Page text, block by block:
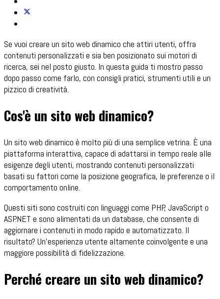
Se vuoi creare un sito web dinamico che attiri utenti, offra
contenuti personalizzati e sia ben posizionato sui motori di
ricerca, sei nel posto giusto. In questa guida ti mostro passo
dopo passo come farlo, con consigli pratici, strumenti utili e un
pizzico di creatività.
Cos'è un sito web dinamico?
Un sito web dinamico è molto più di una semplice vetrina. È una
piattaforma interattiva, capace di adattarsi in tempo reale alle
esigenze degli utenti, mostrando contenuti personalizzati
basati su fattori come la posizione geografica, le preferenze o il
comportamento online.
Questi siti sono costruiti con linguaggi come PHP, JavaScript o
ASP.NET e sono alimentati da un database, che consente di
aggiornare i contenuti in modo rapido e automatizzato. Il
risultato? Un'esperienza utente altamente coinvolgente e una
maggiore possibilità di fidelizzazione.
Perché creare un sito web dinamico?